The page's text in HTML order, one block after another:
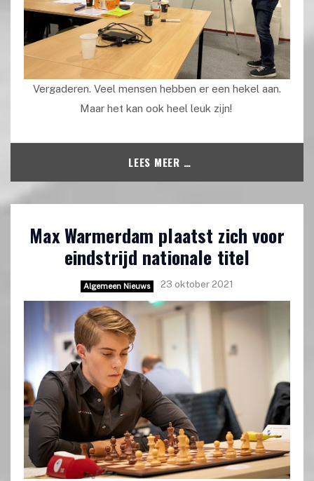
Vergaderen. Veel mensen hebben er een hekel aan.
Maar het kan ook heel leuk zijn!
LEES MEER …
Max Warmerdam plaatst zich voor
eindstrijd nationale titel
Algemeen Nieuws 23 oktober 2021